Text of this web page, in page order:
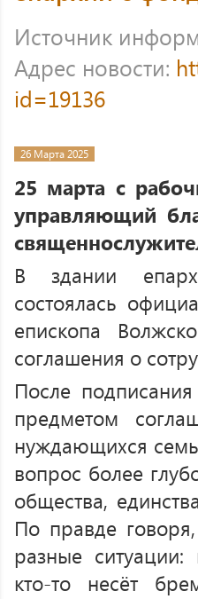
Источник
Адрес новости:
id=19136
26 Марта 2025
25 марта с
управляющий
В здании
состоялась
епископа
соглашения о
После
предметом
нуждающихся
вопрос более
общества,
По правде
разные
кто-то несёт